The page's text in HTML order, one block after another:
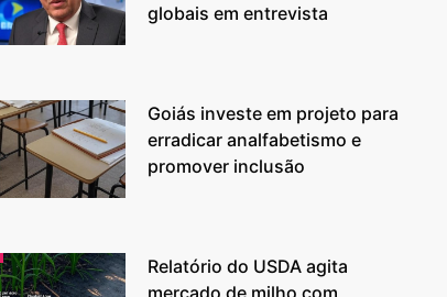
globais em entrevista
Goiás investe em projeto para
erradicar analfabetismo e
promover inclusão
Relatório do USDA agita
mercado de milho com